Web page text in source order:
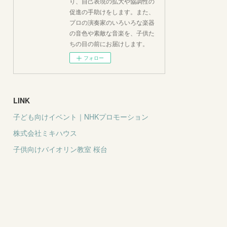
促進の手助けをします。また、
プロの演奏家のいろいろな楽器
の音色や素敵な音楽を、子供た
ちの目の前にお届けします。
フォロー
LINK
子ども向けイベント｜NHKプロモーション
株式会社ミキハウス
子供向けバイオリン教室 桜台